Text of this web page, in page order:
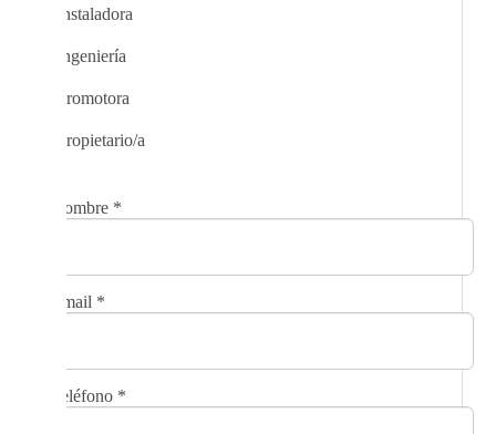
Instaladora
Ingeniería
Promotora
Propietario/a
Nombre *
Email *
Teléfono *